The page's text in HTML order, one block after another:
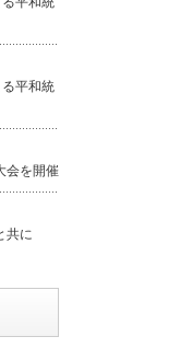
平和統
会を開催
共に